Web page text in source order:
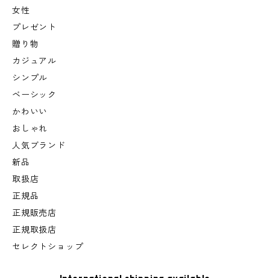
女性
プレゼント
贈り物
カジュアル
シンプル
ベーシック
かわいい
おしゃれ
人気ブランド
新品
取扱店
正規品
正規販売店
正規取扱店
セレクトショップ